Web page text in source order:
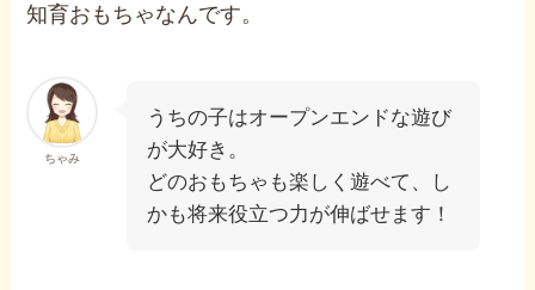
知育おもちゃなんです。
ちゃみ
うちの子はオープンエンドな遊び
が大好き。
どのおもちゃも楽しく遊べて、し
かも将来役立つ力が伸ばせます！